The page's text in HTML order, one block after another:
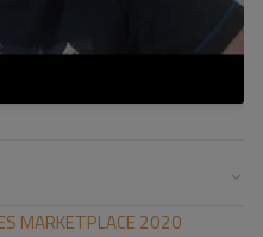
MARKETPLACE 2020